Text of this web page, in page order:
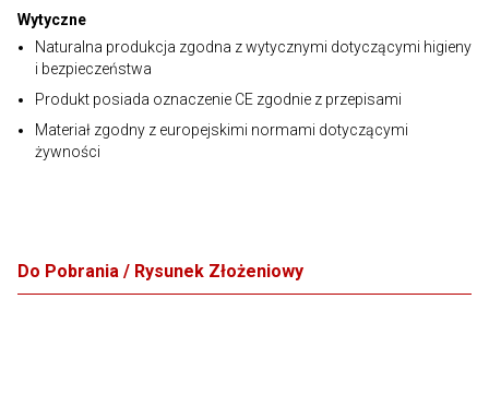
Wytyczne
Naturalna produkcja zgodna z wytycznymi dotyczącymi higieny
i bezpieczeństwa
Produkt posiada oznaczenie CE zgodnie z przepisami
Materiał zgodny z europejskimi normami dotyczącymi
żywności
Do Pobrania / Rysunek Złożeniowy